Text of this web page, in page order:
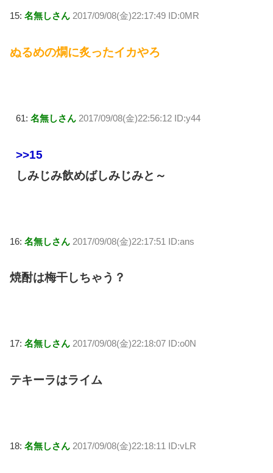
15: 名無しさん 2017/09/08(金)22:17:49 ID:0MR
ぬるめの燗に炙ったイカやろ
61: 名無しさん 2017/09/08(金)22:56:12 ID:y44
>>15
しみじみ飲めばしみじみと～
16: 名無しさん 2017/09/08(金)22:17:51 ID:ans
焼酎は梅干しちゃう？
17: 名無しさん 2017/09/08(金)22:18:07 ID:o0N
テキーラはライム
18: 名無しさん 2017/09/08(金)22:18:11 ID:vLR